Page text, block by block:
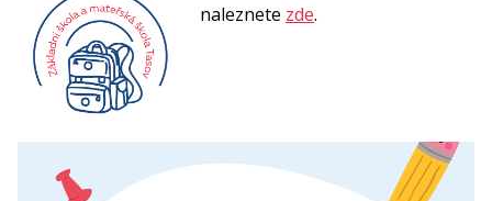
naleznete zde.